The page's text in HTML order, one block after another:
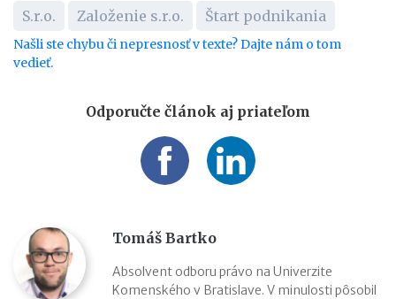
S.r.o. Založenie s.r.o. Štart podnikania
Našli ste chybu či nepresnosť v texte? Dajte nám o tom
vedieť.
Odporučte článok aj priateľom
Tomáš Bartko
Absolvent odboru právo na Univerzite
Komenského v Bratislave. V minulosti pôsobil